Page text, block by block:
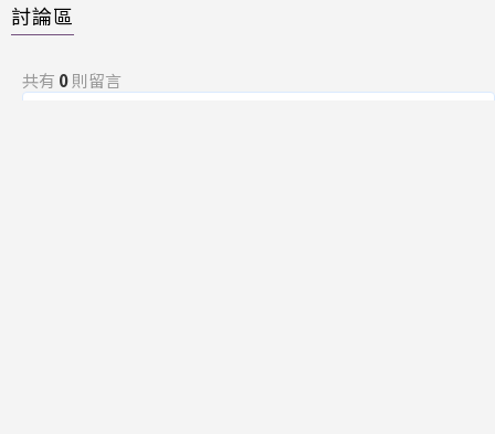
討論區
共有 0則留言